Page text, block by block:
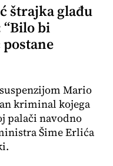
štrajka glađu
“Bilo bi
Mario
kriminal kojega
palači navodno
Šime Erlića